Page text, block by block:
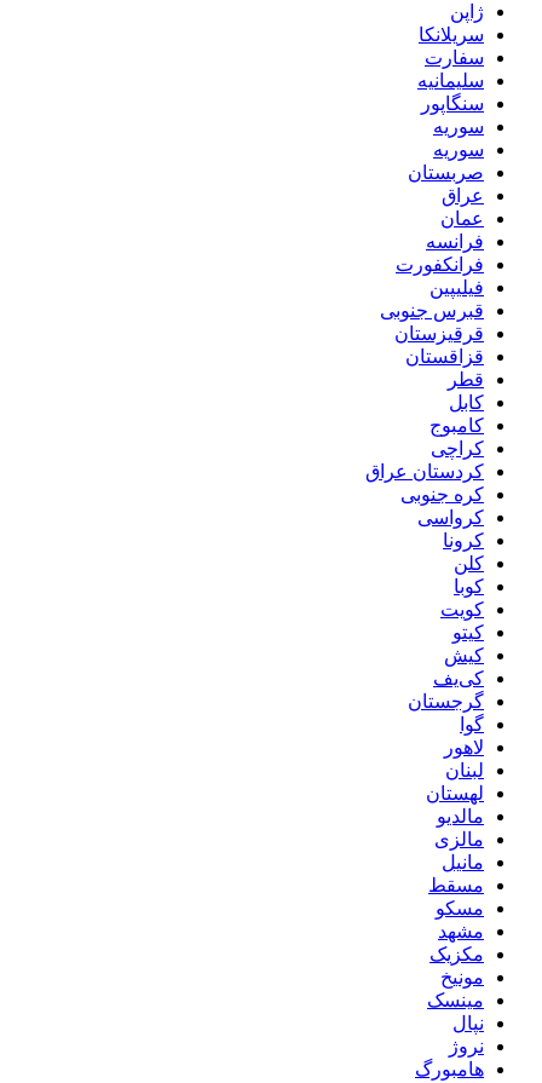
ژاپن
سریلانکا
سفارت
سلیمانیه
سنگاپور
سوریه
سوریه
صربستان
عراق
عمان
فرانسه
فرانکفورت
فیلیپین
قبرس جنوبی
قرقیزستان
قزاقستان
قطر
کابل
کامبوج
کراچی
کردستان عراق
کره جنوبی
کرواسی
کرونا
کلن
کوبا
کویت
کیتو
کیش
کی‌یف
گرجستان
گوا
لاهور
لبنان
لهستان
مالدیو
مالزی
مانیل
مسقط
مسکو
مشهد
مکزیک
مونیخ
مینسک
نپال
نروژ
هامبورگ